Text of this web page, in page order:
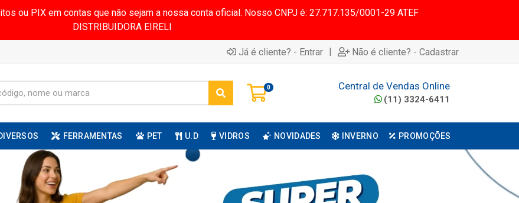
ou PIX em contas que não sejam a nossa conta oficial. Nosso CNPJ é: 27.717.135/0001-29 ATEF
DISTRIBUIDORA EIRELI
Já é cliente? - Entrar | Não é cliente? - Cadastrar
0 Central de Vendas Online
(11) 3324-6411
FERRAMENTAS PET U.D VIDROS NOVIDADES INVERNO PROMOÇÕES